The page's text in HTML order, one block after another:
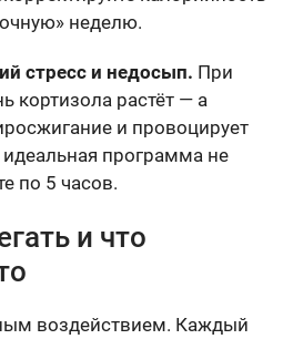
неделю.
стресс и недосып. При
кортизола растёт — а
и провоцирует
программа не
по 5 часов.
и что
воздействием. Каждый